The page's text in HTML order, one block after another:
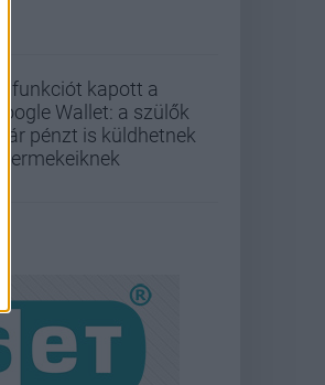
Új funkciót kapott a
Google Wallet: a szülők
már pénzt is küldhetnek
gyermekeiknek